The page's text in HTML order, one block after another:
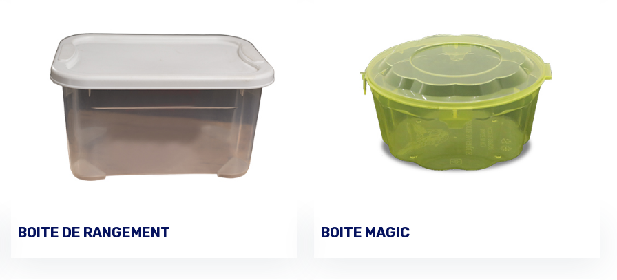
PASSER UNE COMMANDE
BOITE DE RANGEMENT PASSER UNE COMMANDE
BOITE MAGIC